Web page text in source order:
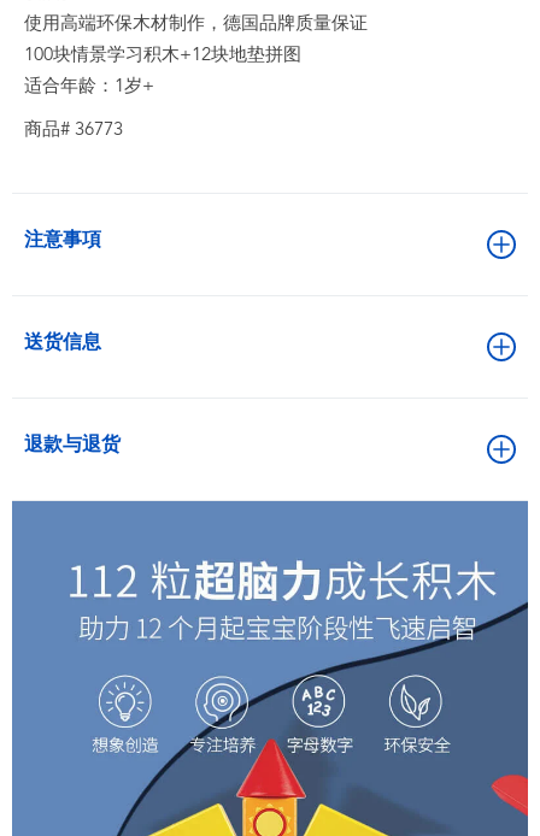
玩具清货
使用高端环保木材制作，德国品牌质量保证
100块情景学习积木+12块地垫拼图
适合年龄：1岁+
商品# 36773
注意事項
送货信息
退款与退货